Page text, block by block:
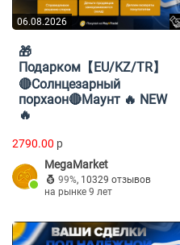
06.08.2026
🎁
Подарком【EU/KZ/TR】
🔴Солнцезарный
порхаон🔴Маунт 🔥 NEW
🔥
2790.00 p
MegaMarket
99%, 10329 отзывов
на рынке 9 лет